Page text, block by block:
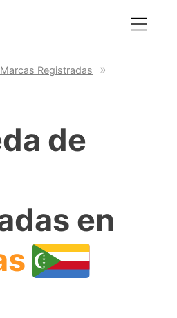
Registradas
de
en